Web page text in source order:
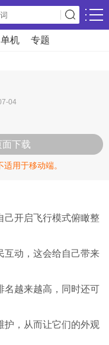
单机 专题
04
下载
用于移动端。
己开启飞行模式俯瞰整
互动，这会给自己带来
名越来越高，同时还可
护，从而让它们的外观